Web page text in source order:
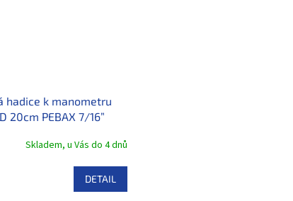
hadice k manometru
20cm PEBAX 7/16”
Skladem, u Vás do 4 dnů
DETAIL